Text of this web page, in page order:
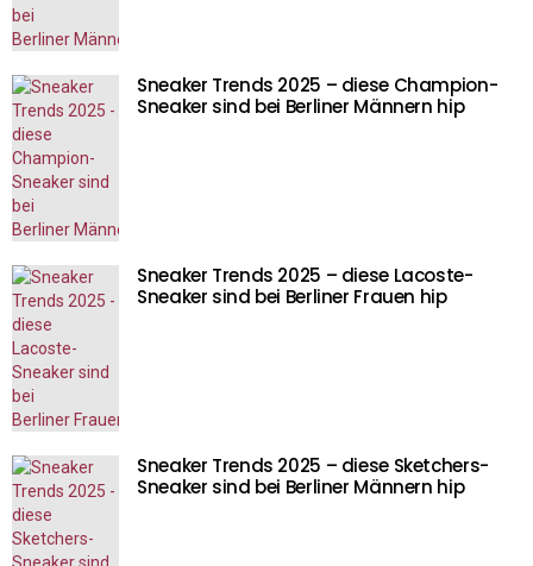
Sneaker Trends 2025 – diese Champion-
Sneaker sind bei Berliner Männern hip
Sneaker Trends 2025 – diese Lacoste-
Sneaker sind bei Berliner Frauen hip
Sneaker Trends 2025 – diese Sketchers-
Sneaker sind bei Berliner Männern hip